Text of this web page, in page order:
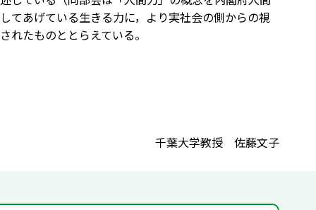
てあげている生きる力に，より実社会の側からの視
たものととらえている。
千葉大学教授 佐藤文子